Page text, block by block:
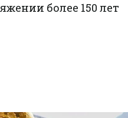
более 150 лет